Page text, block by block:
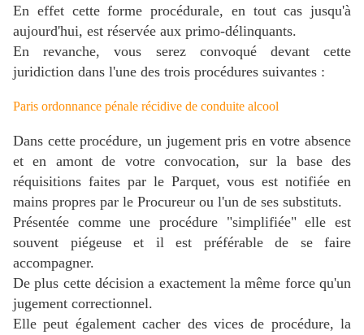
En effet cette forme procédurale, en tout cas jusqu'à
aujourd'hui, est réservée aux primo-délinquants.
En revanche, vous serez convoqué devant cette
juridiction dans l'une des trois procédures suivantes :
Paris ordonnance pénale récidive de conduite alcool
Dans cette procédure, un jugement pris en votre absence
et en amont de votre convocation, sur la base des
réquisitions faites par le Parquet, vous est notifiée en
mains propres par le Procureur ou l'un de ses substituts.
Présentée comme une procédure "simplifiée" elle est
souvent piégeuse et il est préférable de se faire
accompagner.
De plus cette décision a exactement la même force qu'un
jugement correctionnel.
Elle peut également cacher des vices de procédure, la